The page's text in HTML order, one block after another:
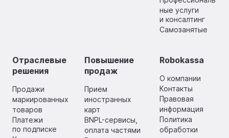
ные услуги
и консалтинг
Самозанятые
Отраслевые
решения
Продажи
маркированных
товаров
Платежи
по подписке
Повышение
продаж
Прием
иностранных
карт
BNPL-сервисы,
оплата частями
Robokassa
О компании
Контакты
Правовая
информация
Политика
обработки